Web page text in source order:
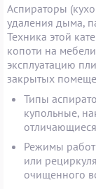
Аспираторы
удаления дыма,
Техника этой
копоти на
эксплуатацию
закрытых
Типы
купольные,
Режимы
или
очищенного